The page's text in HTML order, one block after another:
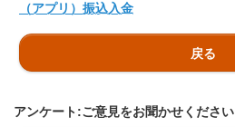
（アプリ）振込入金
戻る
アンケート:ご意見をお聞かせください